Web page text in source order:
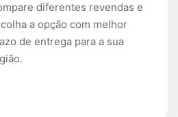
diferentes revendas e
a opção com melhor
de entrega para a sua